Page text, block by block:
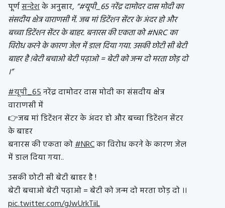
पूर्णसन्देशके अनुसार, “#यूपी_65 नरेंद्र दामोदर दास मोदी का
संसदीय क्षेत्र वाराणसी में. जब मां डिटेंशन सेंटर के अंदर हो और
बच्चा डिटेंशन सेंटर के बाहर. बनारस की एकता को #NRC का
विरोध करने के कारण जेल में डाल दिया गया. उसकी छोटी सी बेटी
बाहर है !बेटी बचाओ बेटी पढ़ाओ = बेटी को जन्म दो मरता छोड़ दो
।”
#यूपी_65नरेंद्र दामोदर दास मोदी का संसदीय क्षेत्र
वाराणसी में
👉जब मां डिटेंशन सेंटर के अंदर हो और बच्चा डिटेंशन सेंटर
के बाहर
बनारस की एकता को#NRCका विरोध करने के कारण जेल
में डाल दिया गया..
उसकी छोटी सी बेटी बाहर है !
बेटी बचाओ बेटी पढ़ाओ = बेटी को जन्म दो मरता छोड़ दो ।।
pic.twitter.com/gJwUrkTiiL